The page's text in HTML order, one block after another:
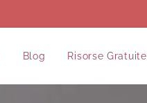
Blog Risorse Gratuite